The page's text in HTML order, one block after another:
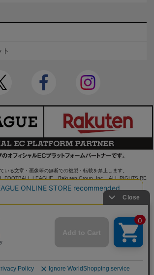
ト
いる文章・画像等の無断での複製・転載を禁止します。
FOOTBALL LEAGUE Rakuten Group, Inc. ALL RIGHTS RE
SERVED.